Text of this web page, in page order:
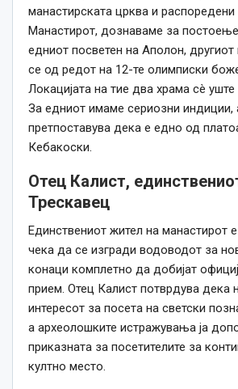
манастирската црква и
Манастирот, дознаваме за
едниот посветен на Аполон,
се од редот на 12-те олимписки
Локацијата на тие два храма сè
За едниот имаме сериозни индиции,
претпоставува дека е едно од
Кебакоски.
Отец Калист,
Трескавец
Единствениот жител на манастирот
чека да се изгради водоводот за
конаци комплетно да добијат
прием. Отец Калист потврдува дека
интересот за посета на светски
а археолошките истражувања ја
приказната за посетителите за
култно место.